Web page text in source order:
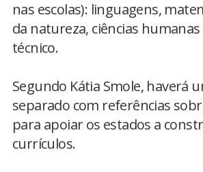
nas escolas): linguagens,
da natureza, ciências
técnico.
Segundo Kátia Smole, haverá
separado com referências
para apoiar os estados a
currículos.